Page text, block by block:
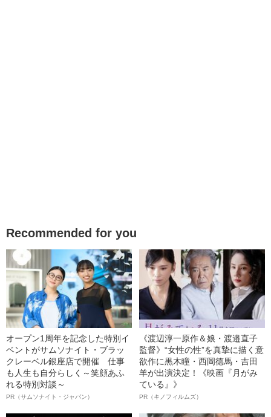
Recommended for you
オープン1周年を記念した特別イ
ベントがサムソナイト・ブラッ
クレーベル銀座店で開催 仕事
も人生も自分らしく～笑顔あふ
れる特別対談～
PR（サムソナイト・ジャパン）
《渡辺淳一原作＆娘・渡邉直子
監督》“女性の性”を真摯に描く意
欲作に黒木瞳・西岡德馬・吉田
羊が出演決定！《映画『月がみ
ている』》
PR（キノフィルムズ）